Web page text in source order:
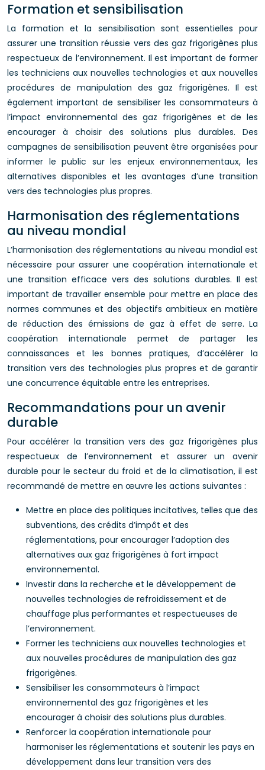
Formation et sensibilisation
La formation et la sensibilisation sont essentielles pour
assurer une transition réussie vers des gaz frigorigènes plus
respectueux de l’environnement. Il est important de former
les techniciens aux nouvelles technologies et aux nouvelles
procédures de manipulation des gaz frigorigènes. Il est
également important de sensibiliser les consommateurs à
l’impact environnemental des gaz frigorigènes et de les
encourager à choisir des solutions plus durables. Des
campagnes de sensibilisation peuvent être organisées pour
informer le public sur les enjeux environnementaux, les
alternatives disponibles et les avantages d’une transition
vers des technologies plus propres.
Harmonisation des réglementations
au niveau mondial
L’harmonisation des réglementations au niveau mondial est
nécessaire pour assurer une coopération internationale et
une transition efficace vers des solutions durables. Il est
important de travailler ensemble pour mettre en place des
normes communes et des objectifs ambitieux en matière
de réduction des émissions de gaz à effet de serre. La
coopération internationale permet de partager les
connaissances et les bonnes pratiques, d’accélérer la
transition vers des technologies plus propres et de garantir
une concurrence équitable entre les entreprises.
Recommandations pour un avenir
durable
Pour accélérer la transition vers des gaz frigorigènes plus
respectueux de l’environnement et assurer un avenir
durable pour le secteur du froid et de la climatisation, il est
recommandé de mettre en œuvre les actions suivantes :
Mettre en place des politiques incitatives, telles que des
subventions, des crédits d’impôt et des
réglementations, pour encourager l’adoption des
alternatives aux gaz frigorigènes à fort impact
environnemental.
Investir dans la recherche et le développement de
nouvelles technologies de refroidissement et de
chauffage plus performantes et respectueuses de
l’environnement.
Former les techniciens aux nouvelles technologies et
aux nouvelles procédures de manipulation des gaz
frigorigènes.
Sensibiliser les consommateurs à l’impact
environnemental des gaz frigorigènes et les
encourager à choisir des solutions plus durables.
Renforcer la coopération internationale pour
harmoniser les réglementations et soutenir les pays en
développement dans leur transition vers des